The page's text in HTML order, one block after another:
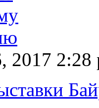
2017 2:28